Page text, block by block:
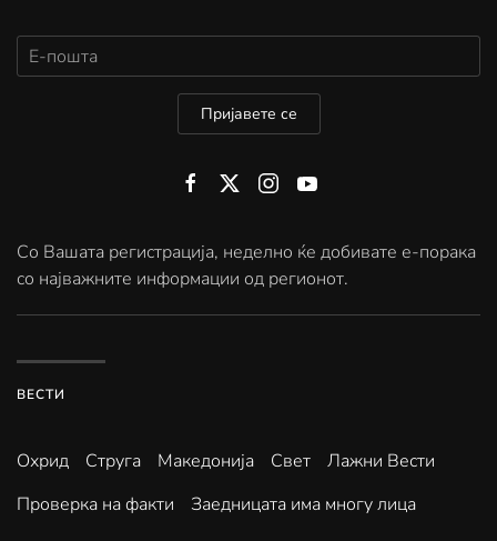
Пријавете се
Со Вашата регистрација, неделно ќе добивате е-порака
со најважните информации од регионот.
ВЕСТИ
Охрид Струга Македонија Свет
Лажни Вести
Проверка на факти
Заедницата има многу лица